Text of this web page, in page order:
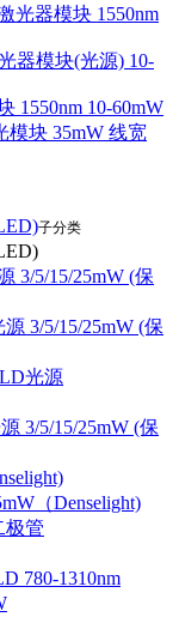
光器模块 1550nm
器模块(光源) 10-
1550nm 10-60mW
模块 35mW 线宽
子分类
3/5/15/25mW (保
3/5/15/25mW (保
光源
3/5/15/25mW (保
（Denselight)
极管
780-1310nm